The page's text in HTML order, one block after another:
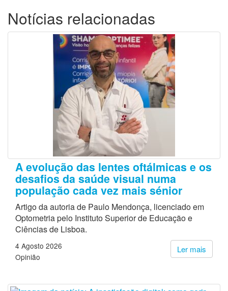
Notícias relacionadas
A evolução das lentes oftálmicas e os
desafios da saúde visual numa
população cada vez mais sénior
Artigo da autoria de Paulo Mendonça, licenciado em
Optometria pelo Instituto Superior de Educação e
Ciências de Lisboa.
Ler mais
4 Agosto 2026
Opinião